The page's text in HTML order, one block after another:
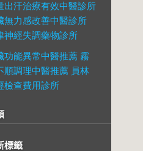
出汗治療有效中醫診所
無力感改善中醫診所
神經失調藥物診所
功能異常中醫推薦 霧
順調理中醫推薦 員林
檢查費用診所
標籤